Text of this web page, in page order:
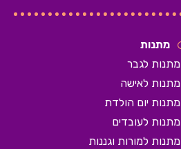
מתנות
מתנות לגבר
מתנות לאישה
מתנות יום הולדת
מתנות לעובדים
מתנות למורות וגננות